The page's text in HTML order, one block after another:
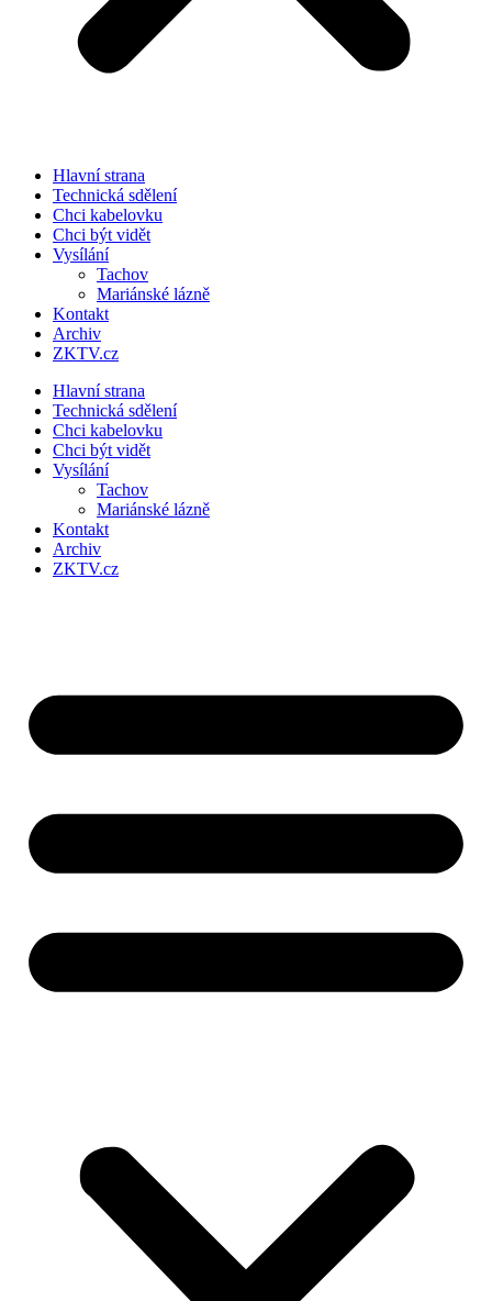
Hlavní strana
Technická sdělení
Chci kabelovku
Chci být vidět
Vysílání
Tachov
Mariánské lázně
Kontakt
Archiv
ZKTV.cz
Hlavní strana
Technická sdělení
Chci kabelovku
Chci být vidět
Vysílání
Tachov
Mariánské lázně
Kontakt
Archiv
ZKTV.cz